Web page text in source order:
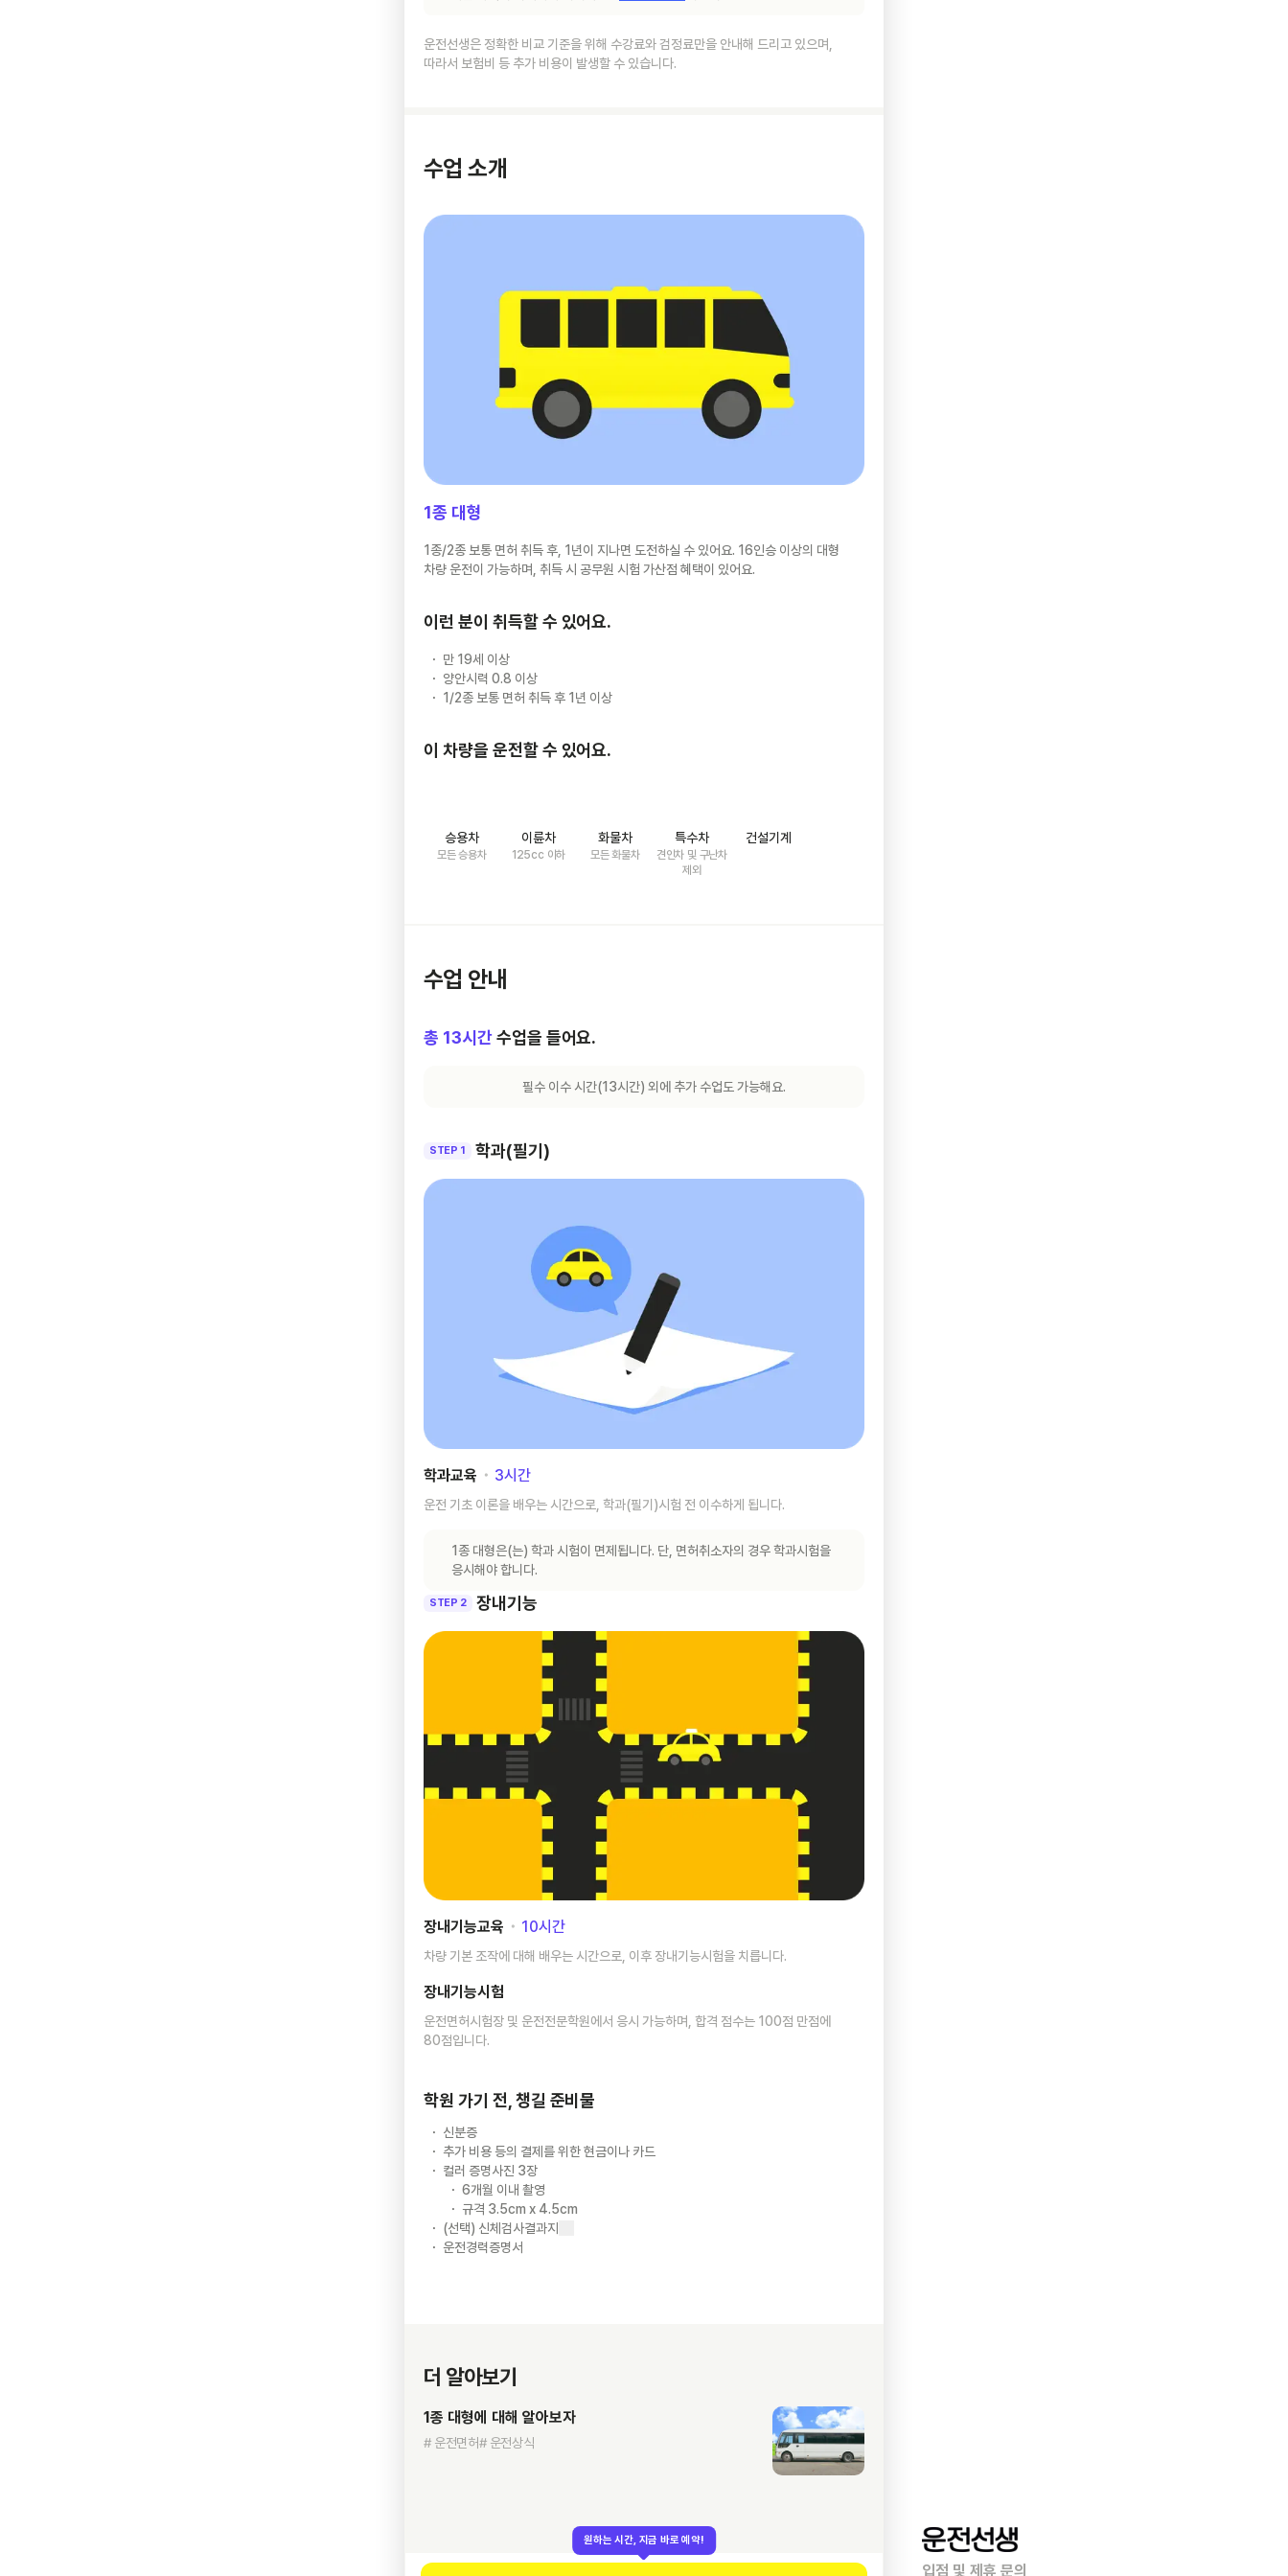
운전선생은 정확한 비교 기준을 위해 수강료와 검정료만을 안내해 드리고 있으며,
따라서 보험비 등 추가 비용이 발생할 수 있습니다.
수업 소개
1종 대형
1종/2종 보통 면허 취득 후, 1년이 지나면 도전하실 수 있어요. 16인승 이상의 대형
차량 운전이 가능하며, 취득 시 공무원 시험 가산점 혜택이 있어요.
이런 분이 취득할 수 있어요.
만 19세 이상
양안시력 0.8 이상
1/2종 보통 면허 취득 후 1년 이상
이 차량을 운전할 수 있어요.
승용차
모든 승용차
이륜차
125cc 이하
화물차
모든 화물차
특수차
견인차 및 구난차
제외
건설기계
수업 안내
총 13시간 수업을 들어요.
필수 이수 시간(13시간) 외에 추가 수업도 가능해요.
STEP 1 학과(필기)
학과교육 ･ 3시간
운전 기초 이론을 배우는 시간으로, 학과(필기)시험 전 이수하게 됩니다.
1종 대형은(는) 학과 시험이 면제됩니다. 단, 면허취소자의 경우 학과시험을
응시해야 합니다.
STEP 2 장내기능
장내기능교육 ･ 10시간
차량 기본 조작에 대해 배우는 시간으로, 이후 장내기능시험을 치릅니다.
장내기능시험
운전면허시험장 및 운전전문학원에서 응시 가능하며, 합격 점수는 100점 만점에
80점입니다.
학원 가기 전, 챙길 준비물
신분증
추가 비용 등의 결제를 위한 현금이나 카드
컬러 증명사진 3장
6개월 이내 촬영
규격 3.5cm x 4.5cm
(선택) 신체검사결과지
운전경력증명서
더 알아보기
1종 대형에 대해 알아보자
# 운전면허# 운전상식
원하는 시간, 지금 바로 예약!
입점 및 제휴 문의